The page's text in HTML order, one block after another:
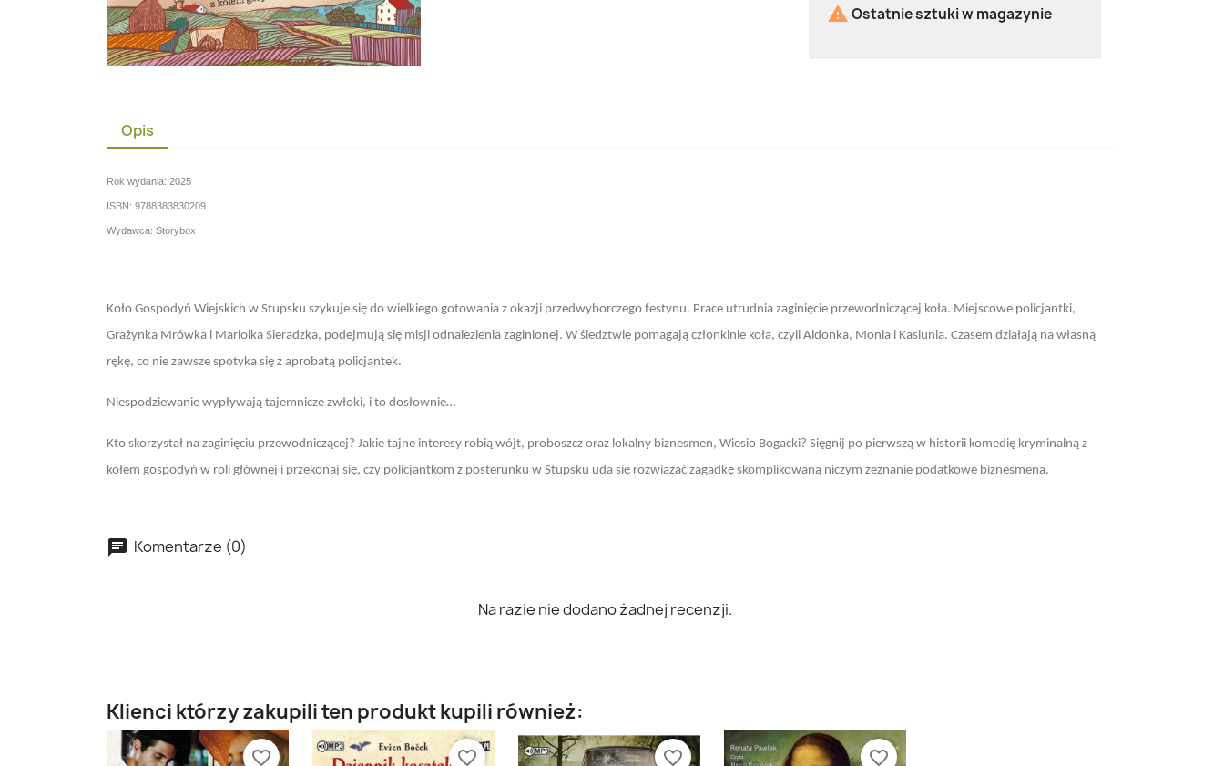
 Ostatnie sztuki w magazynie
Opis
Rok wydania: 2025
ISBN: 9788383830209
Wydawca: Storybox
Koło Gospodyń Wiejskich w Stupsku szykuje się do wielkiego gotowania z okazji przedwyborczego festynu. Prace utrudnia zaginięcie przewodniczącej koła. Miejscowe policjantki,
Grażynka Mrówka i Mariolka Sieradzka, podejmują się misji odnalezienia zaginionej. W śledztwie pomagają członkinie koła, czyli Aldonka, Monia i Kasiunia. Czasem działają na własną
rękę, co nie zawsze spotyka się z aprobatą policjantek.
Niespodziewanie wypływają tajemnicze zwłoki, i to dosłownie…
Kto skorzystał na zaginięciu przewodniczącej? Jakie tajne interesy robią wójt, proboszcz oraz lokalny biznesmen, Wiesio Bogacki? Sięgnij po pierwszą w historii komedię kryminalną z
kołem gospodyń w roli głównej i przekonaj się, czy policjantkom z posterunku w Stupsku uda się rozwiązać zagadkę skomplikowaną niczym zeznanie podatkowe biznesmena.
Komentarze (0)
Na razie nie dodano żadnej recenzji.
Klienci którzy zakupili ten produkt kupili również:
favorite_border favorite_border favorite_border favorite_border